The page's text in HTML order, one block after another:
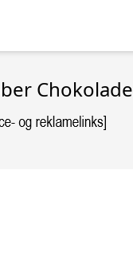
Chokolade